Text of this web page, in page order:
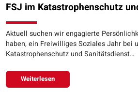
FSJ im Katastrophenschutz
Aktuell suchen wir engagierte
haben, ein Freiwilliges Soziales Jahr bei
Katastrophenschutz und Sanitätsdienst…
Weiterlesen